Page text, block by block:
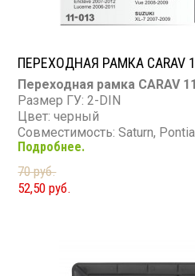
ПЕРЕХОДНАЯ РАМКА CARAV
Переходная рамка CARAV
Размер ГУ: 2-DIN
Цвет: черный
Совместимость: Saturn,
Chevrolet, Suzuki (2006–2014)
Материал: пластик (100%
торпедо)
Назначение: замена штатной
Подробнее.
70 руб.
52,50 руб.